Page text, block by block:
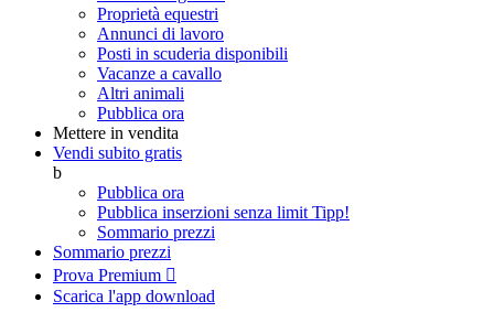
Proprietà equestri
Annunci di lavoro
Posti in scuderia disponibili
Vacanze a cavallo
Altri animali
Pubblica ora
Mettere in vendita
Vendi subito gratis
b
Pubblica ora
Pubblica inserzioni senza limit Tipp!
Sommario prezzi
Sommario prezzi
Prova Premium 
Scarica l'app download